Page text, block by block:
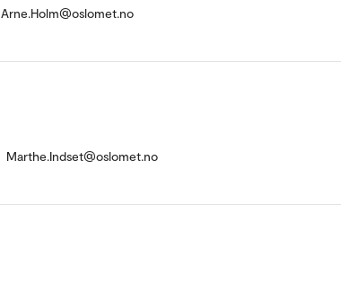
Arne.Holm@oslomet.no
Marthe.Indset@oslomet.no